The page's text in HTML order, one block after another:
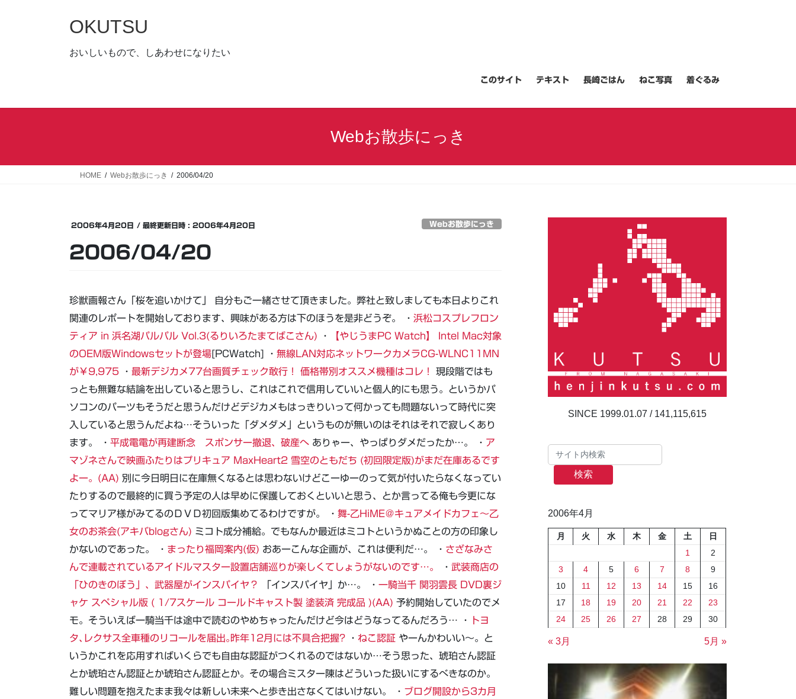
キ
に
OKUTSU
おいしいもので、しあわせになりたい
このサイト テキスト 長崎ごはん ねこ写真 着ぐるみ
Webお散歩にっき
HOME Webお散歩にっき 2006/04/20
2006年4月20日 / 最終更新日時 : 2006年4月20日 Webお散歩にっき
2006/04/20
珍獣画報さん「桜を追いかけて」 自分もご一緒させて頂きました。弊社と致しましても本日よりこれ
関連のレポートを開始しております、興味がある方は下のほうを是非どうぞ。 ・ 浜松コスプレフロン
ティア in 浜名湖パルパル Vol.3(るりいろたまてばこさん) ・
【やじうまPC Watch】 Intel Mac対象
のOEM版Windowsセットが登場[PCWatch] ・ 無線LAN対応ネットワークカメラCG-WLNC11MN
が￥9,975 ・ 最新デジカメ77台画質チェック敢行！ 価格帯別オススメ機種はコレ！
現段階ではも
っとも無難な結論を出していると思うし、これはこれで信用していいと個人的にも思う。というかパ
ソコンのパーツもそうだと思うんだけどデジカメもはっきりいって何かっても問題ないって時代に突
入していると思うんだよね…そういった「ダメダメ」というものが無いのはそれはそれで寂しくあり
ます。 ・ 平成電電が再建断念 スポンサー撤退、破産へ ありゃー、やっぱりダメだったか…。 ・ ア
マゾネさんで映画ふたりはプリキュア MaxHeart2 雪空のともだち (初回限定版)がまだ在庫あるです
よー。(AA) 別に今日明日に在庫無くなるとは思わないけどこーゆーのって気が付いたらなくなってい
たりするので最終的に買う予定の人は早めに保護しておくといいと思う、とか言ってる俺も今更にな
ってマリア様がみてるのＤＶＤ初回版集めてるわけですが。 ・ 舞-乙HiME＠キュアメイドカフェ～乙
女のお茶会(アキバblogさん) ミコト成分補給。でもなんか最近はミコトというかぬことの方の印象し
かないのであった。 ・ まったり福岡案内(仮) おあーこんな企画が、これは便利だ…。 ・ さざなみさ
んで連載されているアイドルマスター設置店舗巡りが楽しくてしょうがないのです…。
・ 武装商店の
「ひのきのぼう」、武器屋がインスパイヤ？
「インスパイヤ」か…。 ・ 一騎当千 関羽雲長 DVD裏ジ
ャケ スペシャル版 ( 1/7スケール コールドキャスト製 塗装済 完成品 )(AA) 予約開始していたのでメ
モ。そういえば一騎当千は途中で読むのやめちゃったんだけど今はどうなってるんだろう… ・
トヨ
タ､レクサス全車種のリコールを届出｡昨年12月には不具合把握? ・ ねこ認証 やーんかわいい～。と
いうかこれを応用すればいくらでも自由な認証がつくれるのではないか…そう思った、琥珀さん認証
とか琥珀さん認証とか琥珀さん認証とか。その場合ミスター陳はどういった扱いにするべきなのか。
難しい問題を抱えたまま我々は新しい未来へと歩き出さなくてはいけない。 ・ ブログ開設から3カ月
141,115,615
検索
2006年4月
月 火 水 木 金 土
日
1
2
3
4 5 6 7 8
9
10
11 12 13 14 15
16
17
18 19 20 21 22
23
24
25 26 27 28 29 30
« 3月 5月 »